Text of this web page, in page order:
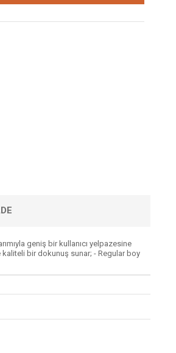
geniş bir kullanıcı yelpazesine
kaliteli bir dokunuş sunar; - Regular boy